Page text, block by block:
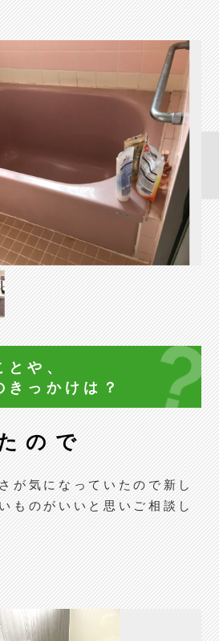
や、
きっかけは？
ので
が気になっていたので新し
ものがいいと思いご相談し